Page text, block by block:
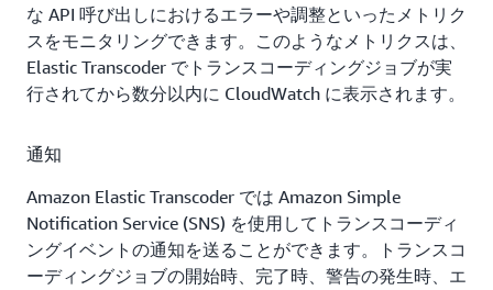
な API 呼び出しにおけるエラーや調整といったメトリク
スをモニタリングできます。このようなメトリクスは、
Elastic Transcoder でトランスコーディングジョブが実
行されてから数分以内に CloudWatch に表示されます。
通知
Amazon Elastic Transcoder では Amazon Simple
Notification Service (SNS) を使用してトランスコーディ
ングイベントの通知を送ることができます。トランスコ
ーディングジョブの開始時、完了時、警告の発生時、エ